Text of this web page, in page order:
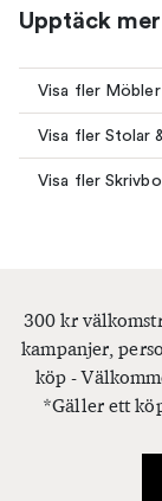
Upptäck mer
Visa fler Möbler
Visa fler Stolar
Visa fler
300 kr
kampanjer,
köp -
*Gäller ett